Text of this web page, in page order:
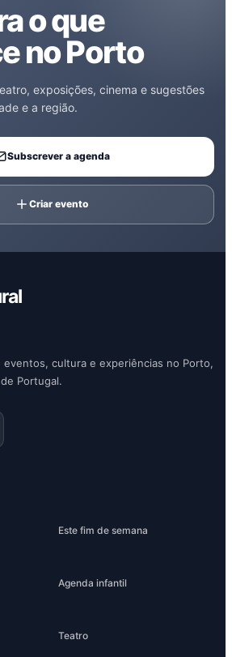
o que
no Porto
exposições, cinema e sugestões
e a região.
Subscrever a agenda
Criar evento
cultura e experiências no Porto,
Portugal.
Este fim de semana
Agenda infantil
Teatro